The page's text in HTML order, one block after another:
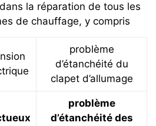
la réparation de tous les
de chauffage, y compris
problème
d’étanchéité du
clapet d’allumage
problème
d’étanchéité des